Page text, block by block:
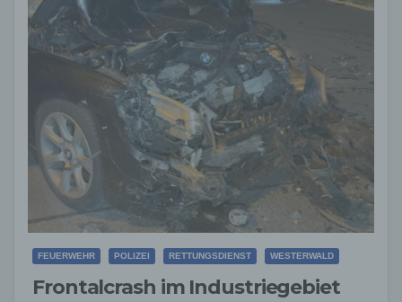
FEUERWEHR POLIZEI RETTUNGSDIENST WESTERWALD
Frontalcrash im Industriegebiet